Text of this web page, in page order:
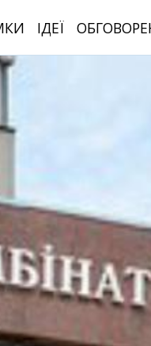
ІДЕЇ